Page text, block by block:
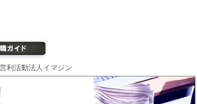
利活動法人イマジン